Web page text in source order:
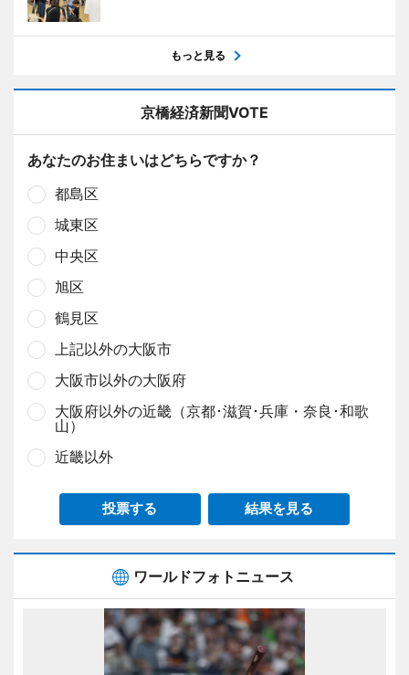
もっと見る
京橋経済新聞VOTE
あなたのお住まいはどちらですか？
都島区
城東区
中央区
旭区
鶴見区
上記以外の大阪市
大阪市以外の大阪府
大阪府以外の近畿（京都･滋賀･兵庫・奈良･和歌
山）
近畿以外
投票する 結果を見る
ワールドフォトニュース